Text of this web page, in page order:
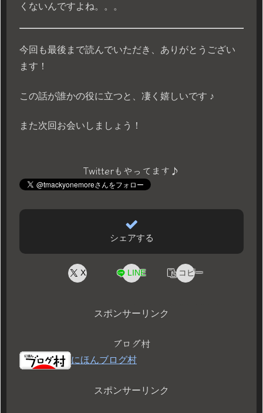
くないんですよね。。。
今回も最後まで読んでいただき、ありがとうござい
ます！
この話が誰かの役に立つと、凄く嬉しいです ♪
また次回お会いしましょう！
Twitterもやってます♪
シェアする
X LINE コピー
スポンサーリンク
ブログ村
にほんブログ村
スポンサーリンク